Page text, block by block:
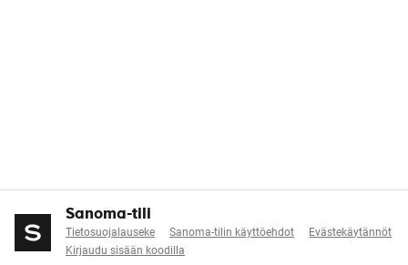
Sanoma-tili
Tietosuojalauseke Sanoma-tilin käyttöehdot
Evästekäytännöt
Kirjaudu sisään koodilla